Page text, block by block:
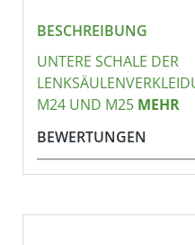
BESCHREIBUNG
UNTERE SCHALE DER
M24 UND M25 MEHR
BEWERTUNGEN